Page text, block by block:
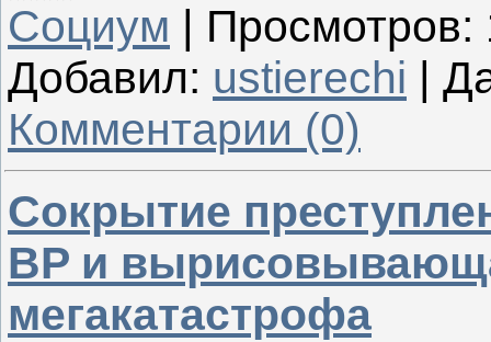
Социум | Просмотров:
Добавил: ustierechi |
Комментарии (0)
Сокрытие
BP и
мегакатастрофа